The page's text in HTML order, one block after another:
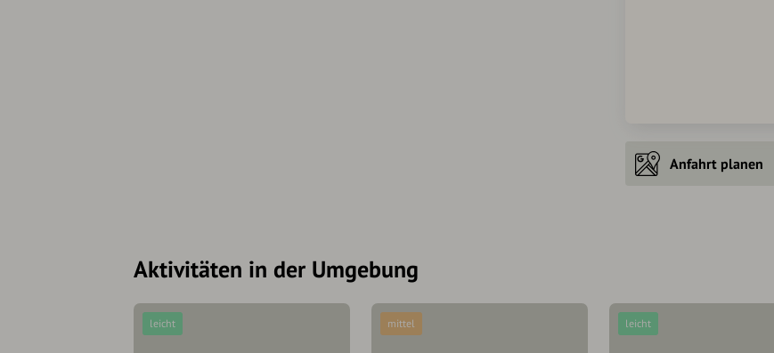
Anfahrt planen
Aktivitäten in der Umgebung
leicht mittel leicht